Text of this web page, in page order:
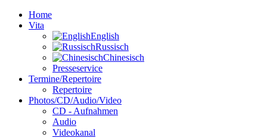
Home
Vita
English
Russisch
Chinesisch
Presseservice
Termine/Repertoire
Repertoire
Photos/CD/Audio/Video
CD - Aufnahmen
Audio
Videokanal